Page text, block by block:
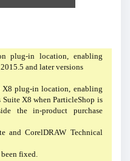
plug-in location, enabling
and later versions
X8 plug-in location, enabling
X8 when ParticleShop is
the in-product purchase
and CorelDRAW Technical
fixed.